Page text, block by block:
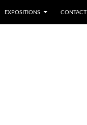
EXPOSITIONS CONTACT